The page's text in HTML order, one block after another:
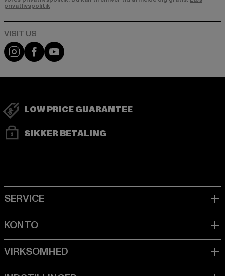
privatlivspolitik
Visit our Instagram page:
Visit our Facebook page:
Visit our YouTube channel:
LOW PRICE GUARANTEE
SIKKER BETALING